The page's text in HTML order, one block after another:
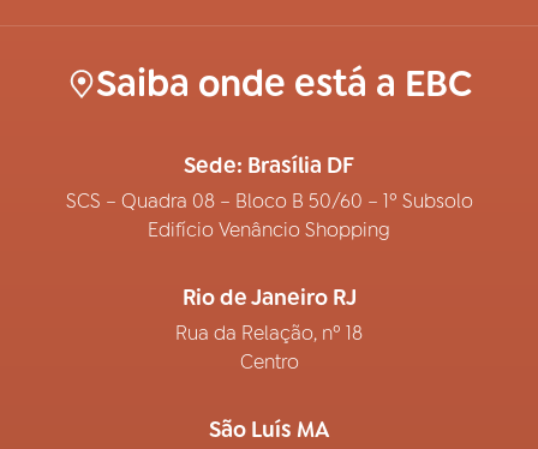
Saiba onde está a EBC
Sede: Brasília DF
SCS – Quadra 08 – Bloco B 50/60 – 1º Subsolo
Edifício Venâncio Shopping
Rio de Janeiro RJ
Rua da Relação, nº 18
Centro
São Luís MA